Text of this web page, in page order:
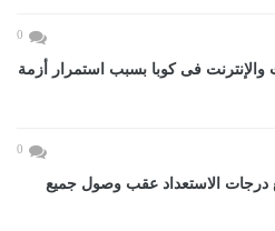
0
فى كوبا بسبب استمرار أزمة
0
درجات الاستعداد عقب وصول جميع